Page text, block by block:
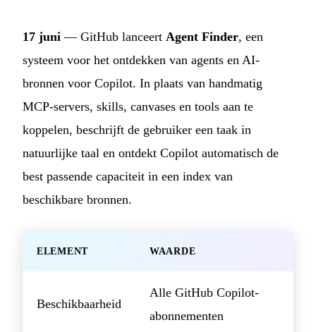
17 juni — GitHub lanceert Agent Finder, een
systeem voor het ontdekken van agents en AI-
bronnen voor Copilot. In plaats van handmatig
MCP-servers, skills, canvases en tools aan te
koppelen, beschrijft de gebruiker een taak in
natuurlijke taal en ontdekt Copilot automatisch de
best passende capaciteit in een index van
beschikbare bronnen.
ELEMENT WAARDE
Beschikbaarheid
Alle GitHub Copilot-
abonnementen